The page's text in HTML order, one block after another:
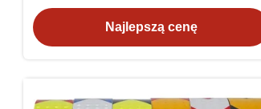
PVC do oznakowania bezpieczeństwa
Najlepszą cenę